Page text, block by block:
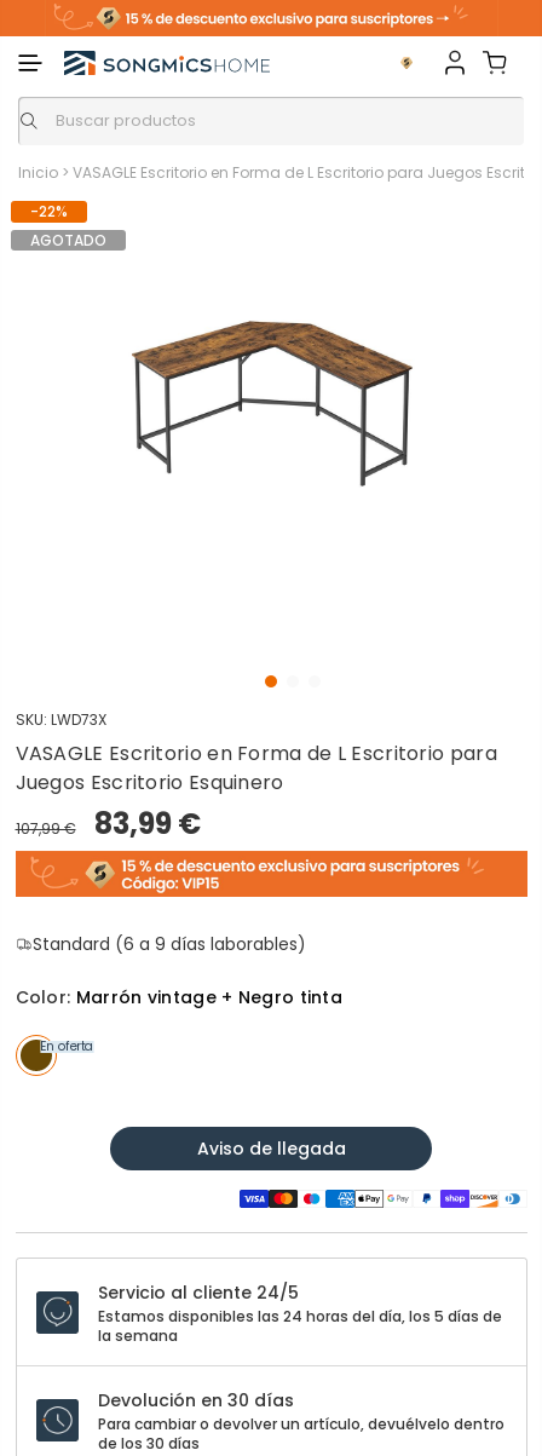
Inicio > VASAGLE Escritorio en Forma de L Escritorio para Juegos
-22%
AGOTADO
SKU: LWD73X
VASAGLE Escritorio en Forma de L Escritorio para
Juegos Escritorio Esquinero
107,99 € 83,99 €
Standard (6 a 9 días laborables)
Color: Marrón vintage + Negro tinta
En oferta
Aviso de llegada
Servicio al cliente 24/5
Estamos disponibles las 24 horas del día, los 5 días de
la semana
Devolución en 30 días
Para cambiar o devolver un artículo, devuélvelo dentro
de los 30 días